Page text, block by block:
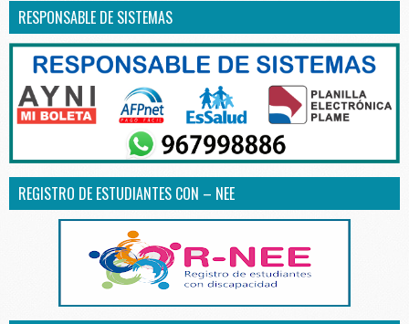
RESPONSABLE DE SISTEMAS
REGISTRO DE ESTUDIANTES CON – NEE